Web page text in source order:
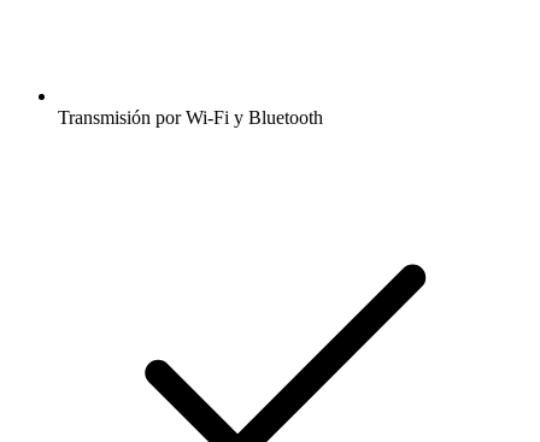
Transmisión por Wi-Fi y Bluetooth